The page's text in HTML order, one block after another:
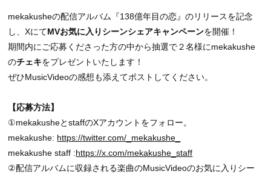
mekakusheの配信アルバム『138億年目の恋』のリリースを記念
し、XにてMVお気に入りシーンシェアキャンペーンを開催！
期間内にご応募くださった方の中から抽選で２名様にmekakushe
のチェキをプレゼントいたします！
ぜひMusicVideoの感想も添えてポストしてください。
【応募方法】
①mekakusheとstaffのXアカウントをフォロー。
mekakushe: https://twitter.com/_mekakushe_
mekakushe staff :https://x.com/mekakushe_staff
②配信アルバムに収録される楽曲のMusicVideoのお気に入りシー